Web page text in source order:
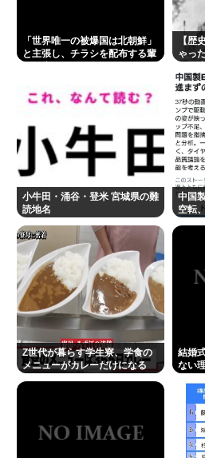
立川志らく、ひろゆき氏の
ニアがつぶす」に完全同意
つぶす」
【緊急】エアコン壊れた
うつ病が治って復職できたら
レスバトル星人「この惑星
出せ。そいつが負けたら滅
【画像】迷惑行為って何？
東海の大自然に逝きたい男
「そば（うどん）+いなり寿
食わなくなった理由。
Powered by livedoor 相互RSS
「世界唯一の被爆国は北朝鮮」
と主張し、チラシを配布する輩
【歴
ゃっ
た特
した”
小牛田・涌谷・登米 宮城県の難
読地名
中国
空転
Z世代が暮らす学生寮、学食の
メニューがカレーだけになる
結婚
ない